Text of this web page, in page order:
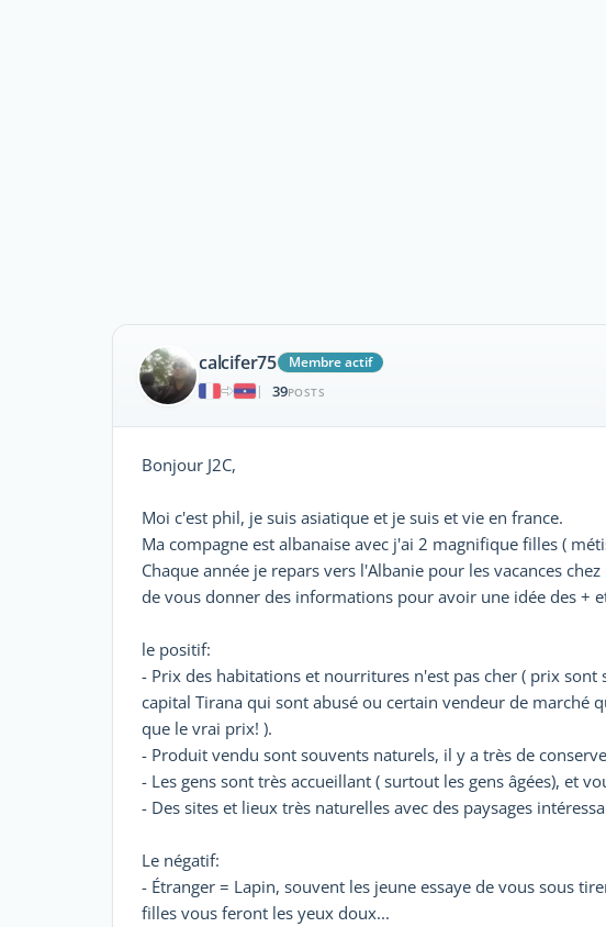
calcifer75
Membre actif
|
39POSTS
Bonjour J2C,
Moi c'est phil, je suis asiatique et je suis et vie en france.
Ma compagne est albanaise avec j'ai 2 magnifique filles (
Chaque année je repars vers l'Albanie pour les vacances
de vous donner des informations pour avoir une idée des +
le positif:
- Prix des habitations et nourritures n'est pas cher ( prix
capital Tirana qui sont abusé ou certain vendeur de marché
que le vrai prix! ).
- Produit vendu sont souvents naturels, il y a très de conserve
- Les gens sont très accueillant ( surtout les gens âgées), et
- Des sites et lieux très naturelles avec des paysages
Le négatif:
- Étranger = Lapin, souvent les jeune essaye de vous sous
filles vous feront les yeux doux...